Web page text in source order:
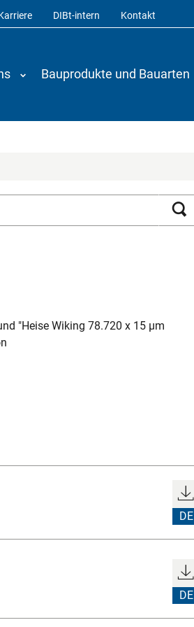
DIBt-intern Kontakt
Bauprodukte und Bauarten
"Heise Wiking 78.720 x 15 µm
DE
DE